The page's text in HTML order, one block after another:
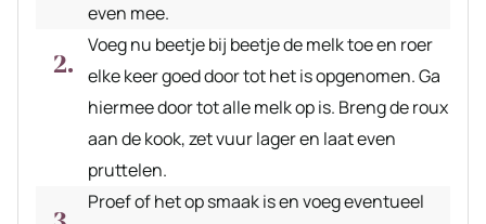
even mee.
Voeg nu beetje bij beetje de melk toe en roer
elke keer goed door tot het is opgenomen. Ga
hiermee door tot alle melk op is. Breng de roux
aan de kook, zet vuur lager en laat even
pruttelen.
Proef of het op smaak is en voeg eventueel